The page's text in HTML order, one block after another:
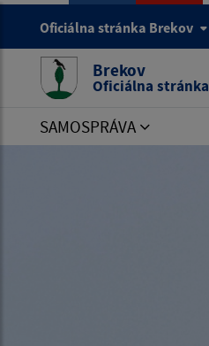
Oficiálna stránka Brekov
Brekov
Oficiálna stránka
SAMOSPRÁVA